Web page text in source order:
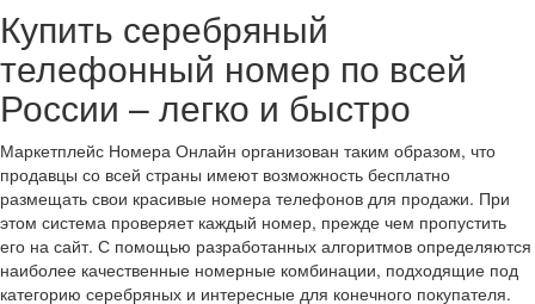
Купить серебряный
телефонный номер по всей
России – легко и быстро
Маркетплейс Номера Онлайн организован таким образом, что
продавцы со всей страны имеют возможность бесплатно
размещать свои красивые номера телефонов для продажи. При
этом система проверяет каждый номер, прежде чем пропустить
его на сайт. С помощью разработанных алгоритмов определяются
наиболее качественные номерные комбинации, подходящие под
категорию серебряных и интересные для конечного покупателя.